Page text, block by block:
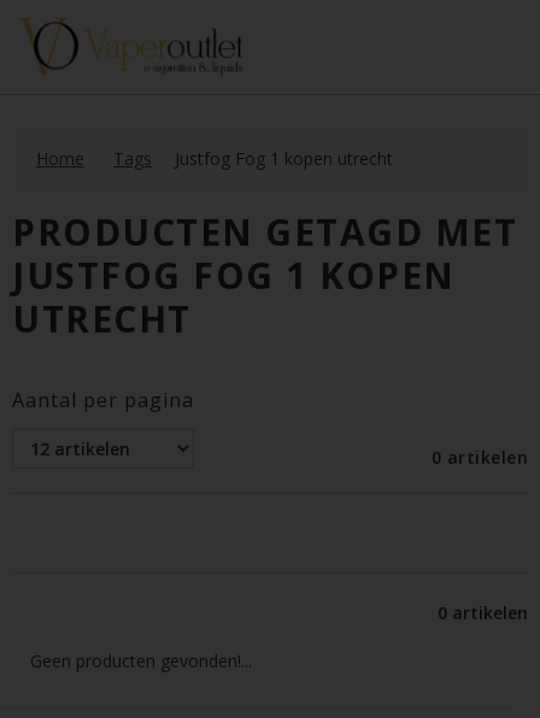
Home Tags Justfog Fog 1 kopen utrecht
PRODUCTEN GETAGD MET
JUSTFOG FOG 1 KOPEN
UTRECHT
Aantal per pagina
0 artikelen
0 artikelen
Geen producten gevonden!...